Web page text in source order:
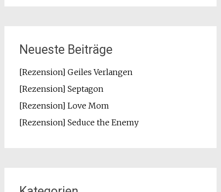
Neueste Beiträge
[Rezension] Geiles Verlangen
[Rezension] Septagon
[Rezension] Love Mom
[Rezension] Seduce the Enemy